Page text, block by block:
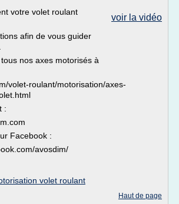
voir la vidéo
votre volet roulant
afin de vous guider
nos axes motorisés à
volet-roulant/motorisation/axes-
:
Facebook :
avosdim/
volet roulant
Haut de page